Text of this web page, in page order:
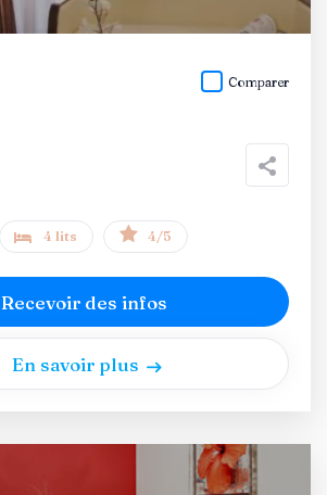
Comparer
4 lits 4/5
Recevoir des infos
En savoir plus